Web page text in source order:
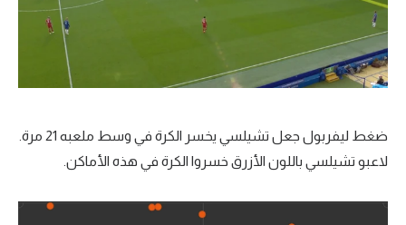
ضغط ليفربول جعل تشيلسي يخسر الكرة في وسط ملعبه 21 مرة.
لاعبو تشيلسي باللون الأزرق خسروا الكرة في هذه الأماكن.